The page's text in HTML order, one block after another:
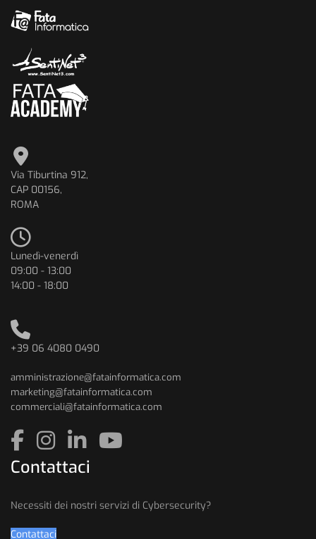
Via Tiburtina 912,
CAP 00156,
ROMA
Lunedì-venerdì
09:00 - 13:00
14:00 - 18:00
+39 06 4080 0490
amministrazione@fatainformatica.com
marketing@fatainformatica.com
commerciali@fatainformatica.com
Contattaci
Necessiti dei nostri servizi di Cybersecurity?
Contattaci